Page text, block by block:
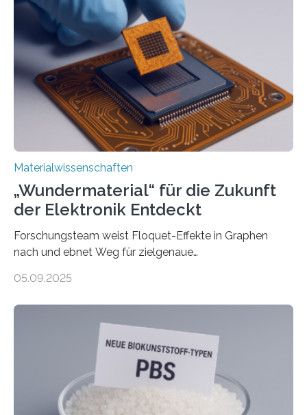
könnte Fortschritte in der Terahertz-Optik und bei
optoelektronischen Geräten ermöglichen, geleitet von
Vanderbilt und dem Fritz-Haber-Institut Josh Caldwell,
Professor für Maschinenbau und Direktor des
interdisziplinären Graduiertenprogramms für
Materialwissenschaften an der Vanderbilt University,
und Alexander Paarmann vom Fritz-Haber-Institut
leiteten ein internationales Forschungsprojekt, das…
Materialwissenschaften
„Wundermaterial“ für die Zukunft
der Elektronik Entdeckt
Forschungsteam weist Floquet-Effekte in Graphen
nach und ebnet Weg für zielgenaue
– nur eine Atomlage dick, aber extrem leitfähig und
Sensoren, leistungsstarken Batterien und effizienten
Solarzellen. Eine neue Studie hebt das Potenzial nun
noch auf ein neues Level: Zum ersten Mal haben
Forschende an der Universität Göttingen gemeinsam
mit Kollegen aus Braunschweig, Bremen und der
05.09.2025